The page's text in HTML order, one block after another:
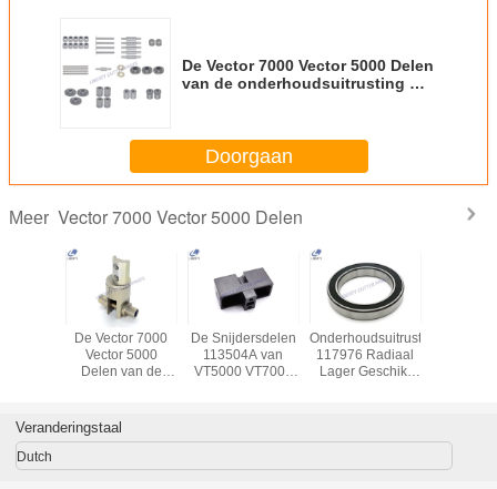
De Vector 7000 Vector 5000 Delen
van de onderhoudsuitrusting met
Doorgaan
Meer Vector 7000 Vector 5000 Delen
De Vector 7000
Vector 5000
Delen van de
Vastmaken van
Blad
De Snijdersdelen
113504A van
VT5000 VT7000
Onderhoudsuitrusting
117976 Radiaal
Lager Geschikt
Veranderingstaal
Dutch